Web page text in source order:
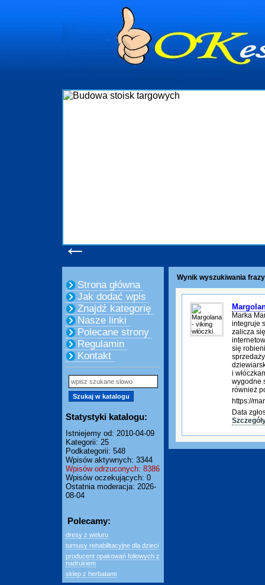
←
Strona główna
Jak dodać wpis
Znajdź kategorię
Nasze linki
Polecane strony
Regulamin
Kontakt
Statystyki katalogu:
Istniejemy od: 2010-04-09
Kategorii: 25
Podkategorii: 548
Wpisów aktywnych: 3344
Wpisów odrzuconych: 8386
Wpisów oczekujących: 0
Ostatnia moderacja: 2026-
08-04
Polecamy:
dresy z weluru
turnusy rehabilitacyjne dla dzieci
producent opakowań foliowych z
nadrukiem
sklep z herbatami
Wynik wyszukiwania
Marka
integruje
zalicza
się
i
wygodne
również
https://
Data